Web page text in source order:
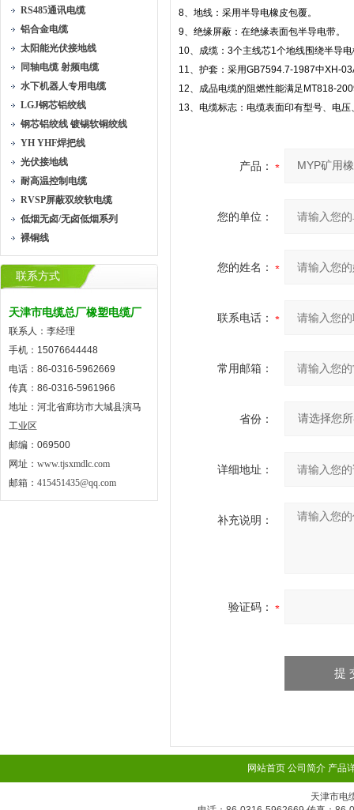
RS485通讯电缆
铝合金电缆
太阳能光伏接地线
同轴电缆 射频电缆
水下机器人专用电缆
LGJ钢芯铝绞线
钢芯铝绞线 镀锡软铜绞线
YH YHF焊把线
光伏接地线
耐高温控制电缆
RVSP屏蔽双绞软电缆
低烟无卤/无卤低烟系列
裸铜线
联系方式
天津市电缆总厂橡塑电缆厂
联系人：李经理
手机：15076644448
电话：86-0316-5962669
传真：86-0316-5961966
地址：河北省廊坊市大城县演马
工业区
邮编：069500
网址： www.tjsxmdlc.com
邮箱： 415451435@qq.com
8、地线：采用半导电橡皮包覆。
9、绝缘屏蔽：在绝缘表面包半导电带。
10、成缆：3个主线芯1个地线围绕半导
11、护套：采用GB7594.7-1987中XH-
12、成品电缆的阻燃性能满足MT818-
13、电缆标志：电缆表面印有型号、电
产品：
您的单位：
您的姓名：
联系电话：
常用邮箱：
省份：
详细地址：
补充说明：
验证码：
网站首页 公司简介 产品
天津市电